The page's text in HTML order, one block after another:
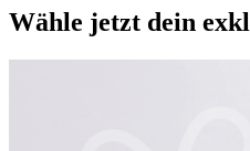
Wähle jetzt dein